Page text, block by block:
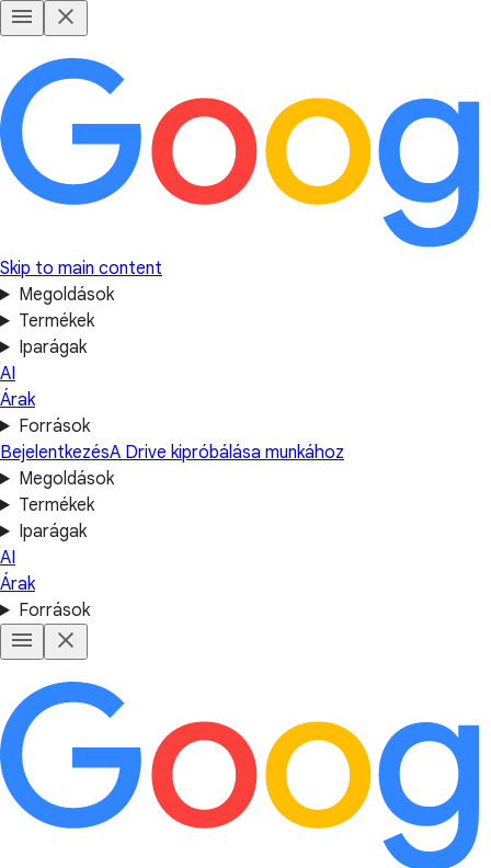
Skip to main content
Megoldások
Termékek
Iparágak
AI
Árak
Források
BejelentkezésA Drive kipróbálása munkához
Megoldások
Termékek
Iparágak
AI
Árak
Források